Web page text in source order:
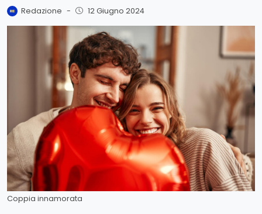
Redazione - 12 Giugno 2024
Coppia innamorata